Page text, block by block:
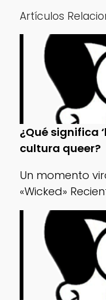
Artículos
¿Qué significa
cultura queer?
Un momento
«Wicked»